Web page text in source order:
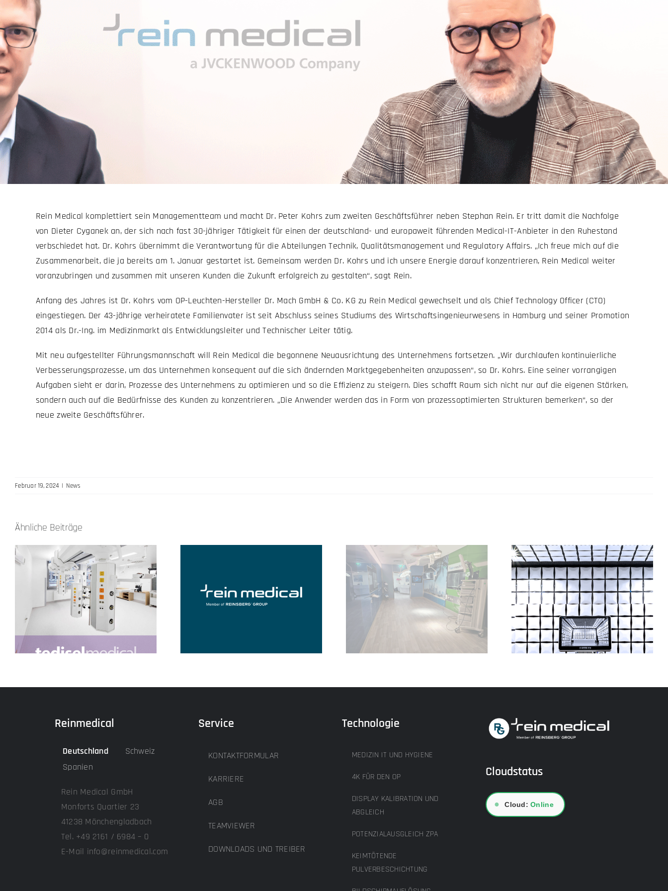
Rein Medical komplettiert sein Managementteam und macht Dr. Peter Kohrs zum zweiten Geschäftsführer neben Stephan Rein. Er tritt damit die Nachfolge
von Dieter Cyganek an, der sich nach fast 30-jähriger Tätigkeit für einen der deutschland- und europaweit führenden Medical-IT-Anbieter in den Ruhestand
verbschiedet hat. Dr. Kohrs übernimmt die Verantwortung für die Abteilungen Technik, Qualitätsmanagement und Regulatory Affairs. „Ich freue mich auf die
Zusammenarbeit, die ja bereits am 1. Januar gestartet ist. Gemeinsam werden Dr. Kohrs und ich unsere Energie darauf konzentrieren, Rein Medical weiter
voranzubringen und zusammen mit unseren Kunden die Zukunft erfolgreich zu gestalten“, sagt Rein.
Anfang des Jahres ist Dr. Kohrs vom OP-Leuchten-Hersteller Dr. Mach GmbH & Co. KG zu Rein Medical gewechselt und als Chief Technology Officer (CTO)
eingestiegen. Der 43-jährige verheiratete Familienvater ist seit Abschluss seines Studiums des Wirtschaftsingenieurwesens in Hamburg und seiner Promotion
2014 als Dr.-Ing. im Medizinmarkt als Entwicklungsleiter und Technischer Leiter tätig.
Mit neu aufgestellter Führungsmannschaft will Rein Medical die begonnene Neuausrichtung des Unternehmens fortsetzen. „Wir durchlaufen kontinuierliche
Verbesserungsprozesse, um das Unternehmen konsequent auf die sich ändernden Marktgegebenheiten anzupassen“, so Dr. Kohrs. Eine seiner vorrangigen
Aufgaben sieht er darin, Prozesse des Unternehmens zu optimieren und so die Effizienz zu steigern. Dies schafft Raum sich nicht nur auf die eigenen Stärken,
sondern auch auf die Bedürfnisse des Kunden zu konzentrieren. „Die Anwender werden das in Form von prozessoptimierten Strukturen bemerken“, so der
neue zweite Geschäftsführer.
Februar 19, 2024 | News
Ähnliche Beiträge
Rein Medical wird Teil der
Reinsberg Group
Update Showroom EMV-Prüfung
Die Reinsberg Group
stärkt mit der
Übernahme von Tedisel
Medical ihre Position in
Spanien und im Bereich
Infrastrukturprodukte
Reinmedical
Deutschland
Rein Medical GmbH
Monforts Quartier 23
41238 Mönchengladbach
Tel. +49 2161 / 6984 – 0
E-Mail info@reinmedical.com
Schweiz
Spanien
Service
KONTAKTFORMULAR
KARRIERE
AGB
TEAMVIEWER
DOWNLOADS UND TREIBER
Technologie
MEDIZIN IT UND HYGIENE
4K FÜR DEN OP
DISPLAY KALIBRATION UND
ABGLEICH
POTENZIALAUSGLEICH ZPA
KEIMTÖTENDE
PULVERBESCHICHTUNG
Cloudstatus
● Cloud:Online